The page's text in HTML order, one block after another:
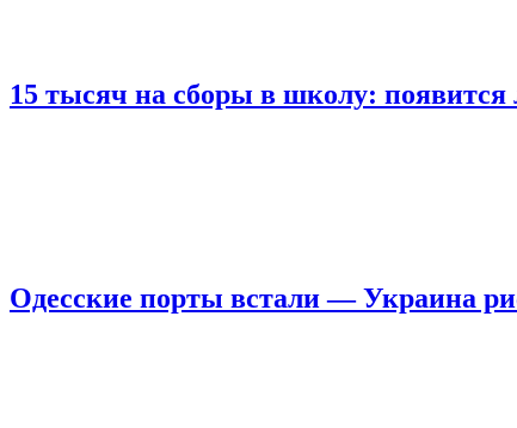
15 тысяч на сборы в школу: появится
Одесские порты встали — Украина